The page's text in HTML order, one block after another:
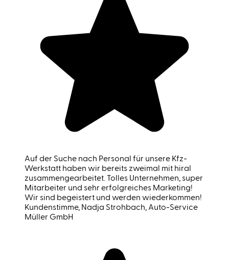
Auf der Suche nach Personal für unsere Kfz-
Werkstatt haben wir bereits zweimal mit hiral
zusammengearbeitet. Tolles Unternehmen, super
Mitarbeiter und sehr erfolgreiches Marketing!
Wir sind begeistert und werden wiederkommen!
Kundenstimme, Nadja Strohbach, Auto-Service
Müller GmbH